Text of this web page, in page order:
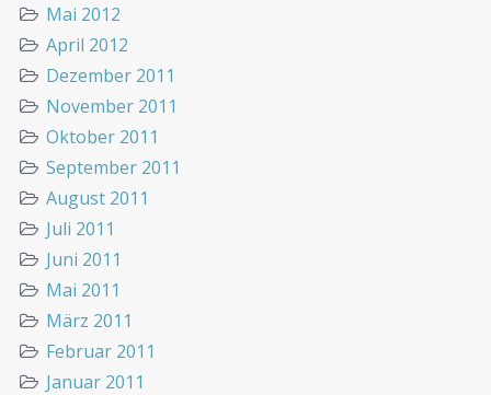
Mai 2012
April 2012
Dezember 2011
November 2011
Oktober 2011
September 2011
August 2011
Juli 2011
Juni 2011
Mai 2011
März 2011
Februar 2011
Januar 2011